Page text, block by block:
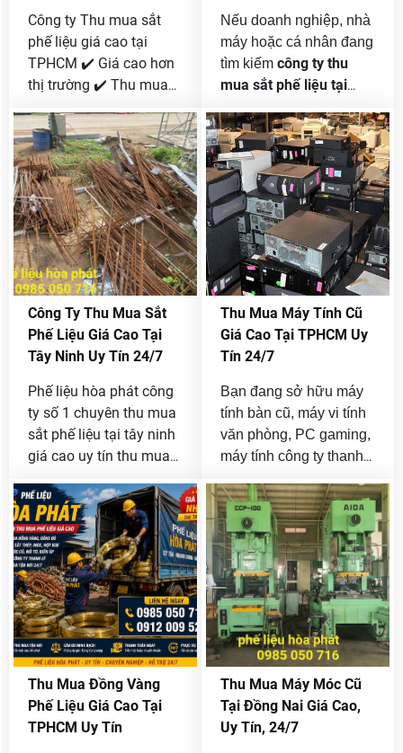
Công ty Thu mua sắt
phế liệu giá cao tại
TPHCM ✔️ Giá cao hơn
thị trường ✔️ Thu mua
chuẩn – thanh toán
ngay. Phế Liệu Hòa
Phát chuyên mua sắt
công trình, nhà xưởng,
máy móc cũ uy tín.
Hotline 0985 050 716.
Nếu doanh nghiệp, nhà
máy hoặc cá nhân đang
tìm kiếm công ty thu
mua sắt phế liệu tại
Liệu Hòa Phát là lựa
chọn được nhiều khách
hàng tin tưởng nhờ quy
trình chuyên nghiệp,
báo giá minh bạch và
thu mua tận nơi 24/7.
Công Ty Thu Mua Sắt
Phế Liệu Giá Cao Tại
Tây Ninh Uy Tín 24/7
Phế liệu hòa phát công
ty số 1 chuyên thu mua
sắt phế liệu tại tây ninh
giá cao uy tín thu mua
nhỏ đến lớn không giới
hạn của công ty và
doanh nghiệp bán
thanh lý.
Thu Mua Máy Tính Cũ
Giá Cao Tại TPHCM Uy
Tín 24/7
Bạn đang sở hữu máy
tính bàn cũ, máy vi tính
văn phòng, PC gaming,
máy tính công ty thanh
cần bán nhưng chưa
tìm được đơn vị thu
mua uy tín? Phế Liệu
Hòa Phát là đơn vị
chuyên thu mua máy
tính cũ giá cao tại
TPHCMvới quy trình
nhanh gọn, định giá
minh bạch và hỗ trợ thu
mua tận nơi trên toàn
thành phố.
Thu Mua Đồng Vàng
Phế Liệu Giá Cao Tại
TPHCM Uy Tín
Thu Mua Máy Móc Cũ
Tại Đồng Nai Giá Cao,
Uy Tín, 24/7